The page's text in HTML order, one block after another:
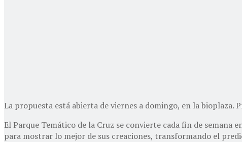
La propuesta está abierta de viernes a domingo, en la
El Parque Temático de la Cruz se convierte cada fin de semana
para mostrar lo mejor de sus creaciones, transformando el